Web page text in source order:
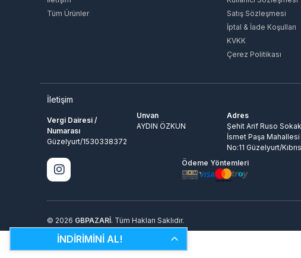
İNDİRİMİNİ AL!
Tüm Ürünler
Satış Sözleşmesi
İptal & İade Koşulları
KVKK
Çerez Politikası
İletişim
Vergi Dairesi /
Numarası
Güzelyurt/1530338372
Unvan
AYDIN ÖZKUN
Adres
Şehit Arif Ruso Sokak
İsmet Paşa Mahallesi
No:11 Güzelyurt/Kıbrıs
Ödeme Yöntemleri
© 2026 GBPAZARİ. Tüm Hakları Saklıdır.